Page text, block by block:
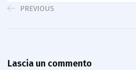
PREVIOUS
Lascia un commento